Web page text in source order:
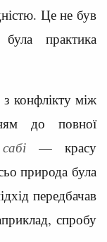
Це не був
практика
конфлікту між
до повної
сабі — красу
природа була
передбачав
спробу